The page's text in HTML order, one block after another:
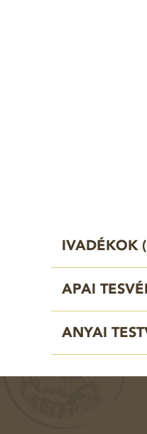
IVADÉKOK (
APAI
ANYAI